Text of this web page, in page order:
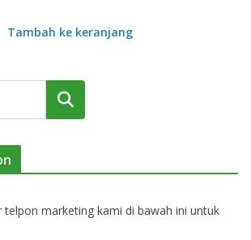
Tambah ke keranjang
Cari
telpon marketing kami di bawah ini untuk